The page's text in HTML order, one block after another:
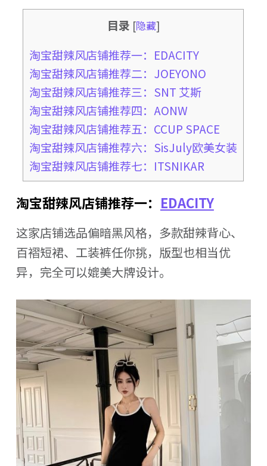
目录 [隐藏]
淘宝甜辣风店铺推荐一：EDACITY
淘宝甜辣风店铺推荐二：JOEYONO
淘宝甜辣风店铺推荐三：SNT 艾斯
淘宝甜辣风店铺推荐四：AONW
淘宝甜辣风店铺推荐五：CCUP SPACE
淘宝甜辣风店铺推荐六：SisJuly欧美女装
淘宝甜辣风店铺推荐七：ITSNIKAR
淘宝甜辣风店铺推荐一： EDACITY
这家店铺选品偏暗黑风格，多款甜辣背心、
百褶短裙、工装裤任你挑，版型也相当优
异，完全可以媲美大牌设计。